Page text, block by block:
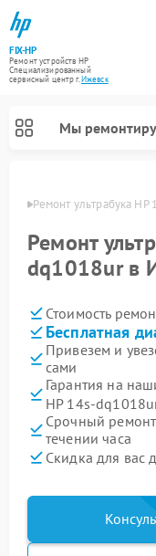
FIX-HP
Ремонт устройств HP
Специализированный
cервисный центр г.Ижевск
Мы
Ремонт ультрабука
Ремонт
dq1018ur в
Стоимость
Бесплатная
Привезем и
сами
Гарантия на
HP 14s-
Срочный
течении часа
Скидка для вас